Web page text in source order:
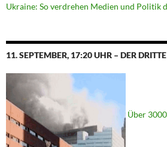
Ukraine: So verdrehen Medien und Politik
11. SEPTEMBER, 17:20 UHR – DER
Über